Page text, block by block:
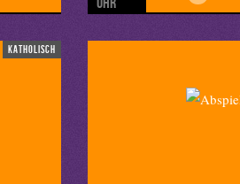
katholisch